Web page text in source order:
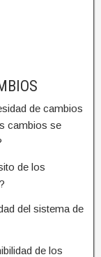
de cambios
cambios se
de los
del sistema de
de los